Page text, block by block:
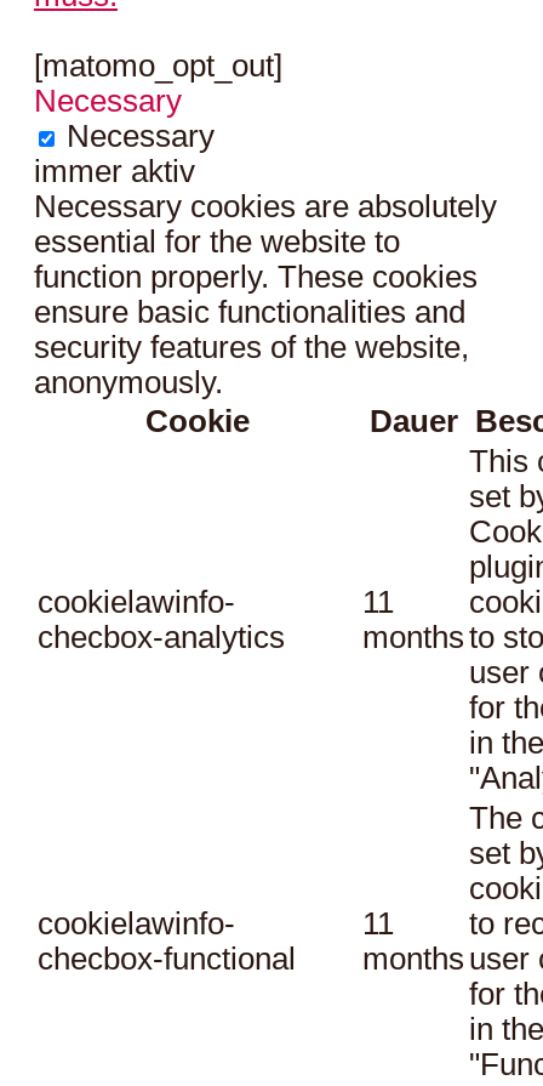
[matomo_opt_out]
Necessary
Necessary
immer aktiv
Necessary cookies are absolutely
essential for the website to
function properly. These cookies
ensure basic functionalities and
security features of the website,
anonymously.
Cookie
Dauer
cookielawinfo-
checbox-analytics
11
months
This
set
to
user
for
in
cookielawinfo-
checbox-functional
11
months
The
set
to
user
for
in